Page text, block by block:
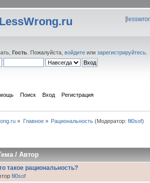
[
Гость . Пожалуйста, войдите или зарегистрируйтесь
Поиск Вход Регистрация
» Главное» Рациональность(Модератор: fil0sof)
/Автор
такое рациональность?
fil0sof